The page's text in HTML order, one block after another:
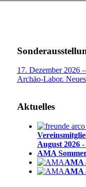
17. Dezember 2026
Archäo-Labor.
Aktuelles
August 2026 -
AMA
AMA
AMA